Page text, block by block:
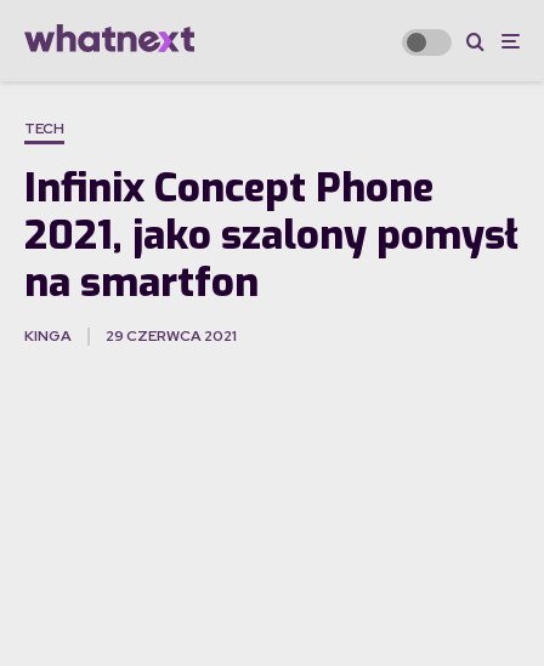
TECH
Infinix Concept Phone
2021, jako szalony pomysł
na smartfon
KINGA 29 CZERWCA 2021